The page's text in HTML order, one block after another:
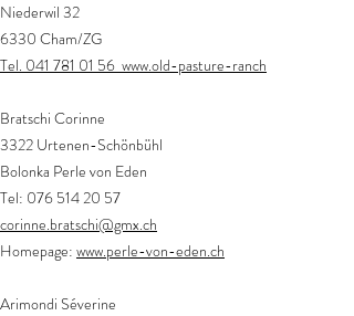
Niederwil 32
6330 Cham/ZG
Tel. 041 781 01 56 www.old-pasture-ranch
Bratschi Corinne
3322 Urtenen-Schönbühl
Bolonka Perle von Eden
Tel: 076 514 20 57
corinne.bratschi@gmx.ch
Homepage: www.perle-von-eden.ch
Arimondi Séverine